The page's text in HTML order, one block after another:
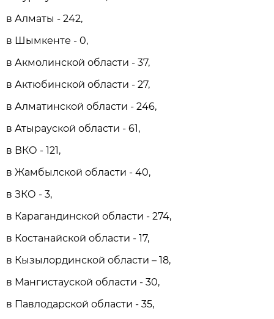
в Алматы - 242,
в Шымкенте - 0,
в Акмолинской области - 37,
в Актюбинской области - 27,
в Алматинской области - 246,
в Атырауской области - 61,
в ВКО - 121,
в Жамбылской области - 40,
в ЗКО - 3,
в Карагандинской области - 274,
в Костанайской области - 17,
в Кызылординской области – 18,
в Мангистауской области - 30,
в Павлодарской области - 35,